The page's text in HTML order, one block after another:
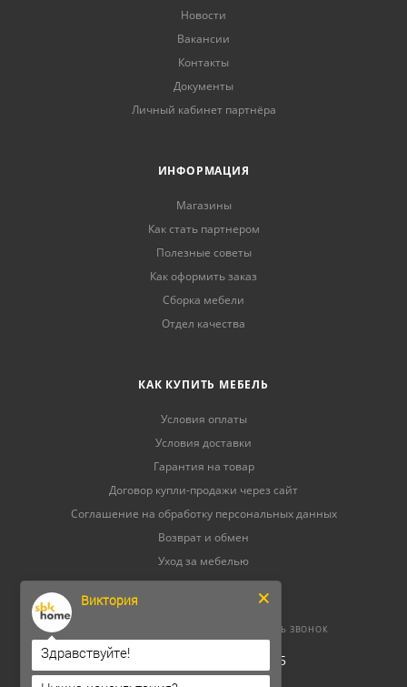
Новости
Вакансии
Контакты
Документы
Личный кабинет партнёра
ИНФОРМАЦИЯ
Магазины
Как стать партнером
Полезные советы
Как оформить заказ
Сборка мебели
Отдел качества
КАК КУПИТЬ МЕБЕЛЬ
Условия оплаты
Условия доставки
Гарантия на товар
Договор купли-продажи через сайт
Соглашение на обработку персональных данных
Возврат и обмен
Уход за мебелью
ЗАКАЗАТЬ ЗВОНОК
ОГРНИП 304264520800165
ИНН 262300156302
Виктория
Здравствуйте!